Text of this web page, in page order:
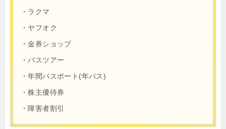
・ラクマ
・ヤフオク
・金券ショップ
・バスツアー
・年間パスポート(年パス)
・株主優待券
・障害者割引